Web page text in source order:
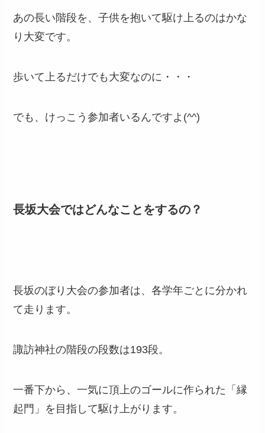
あの長い階段を、子供を抱いて駆け上るのはかな
り大変です。
歩いて上るだけでも大変なのに・・・
でも、けっこう参加者いるんですよ(^^)
長坂大会ではどんなことをするの？
長坂のぼり大会の参加者は、各学年ごとに分かれ
て走ります。
諏訪神社の階段の段数は193段。
一番下から、一気に頂上のゴールに作られた「縁
起門」を目指して駆け上がります。